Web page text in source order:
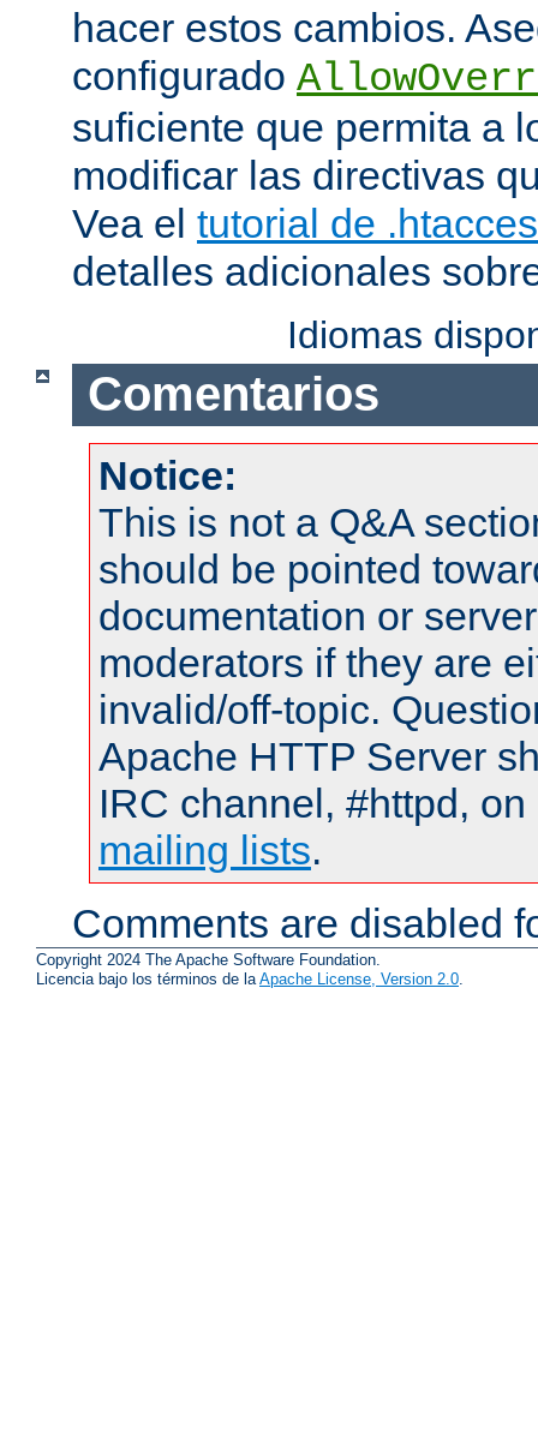
hacer estos cambios.
configurado
suficiente que permita a
modificar las directivas
Vea el tutorial de
detalles adicionales
Idiomas
Comentarios
Notice:
This is not a Q&A
should be pointed
documentation or
moderators if they are
invalid/off-topic.
Apache HTTP Server
IRC channel, #httpd,
mailing lists.
Comments are disabled
Copyright 2024 The Apache Software Foundation.
Licencia bajo los términos de laApache License, Version 2.0.